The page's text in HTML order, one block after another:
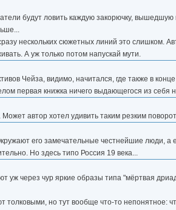
будут ловить каждую закорючку,
нескольких сюжетных линий это слишком.
А уж только потом напускай мути.
Чейза, видимо, начитался, где также в
первая книжка ничего выдающегося из себя
автор хотел удивить таким резким
его замечательные честнейшие люди, а
Но здесь типо Россия 19 века...
уж через чур яркие образы типа "мёртвая
толковыми, но тут вообще что-то непонятное: